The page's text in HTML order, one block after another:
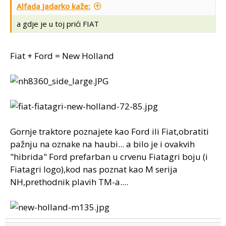
Alfada Jadarko kaže:
a gdje je u toj prići FIAT
Fiat + Ford = New Holland
Gornje traktore poznajete kao Ford ili Fiat,obratiti
pažnju na oznake na haubi... a bilo je i ovakvih
"hibrida" Ford prefarban u crvenu Fiatagri boju (i
Fiatagri logo),kod nas poznat kao M serija
NH,prethodnik plavih TM-a....